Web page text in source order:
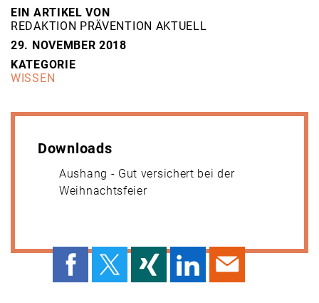
EIN ARTIKEL VON
REDAKTION PRÄVENTION AKTUELL
29. NOVEMBER 2018
KATEGORIE
WISSEN
Downloads
Aushang - Gut versichert bei der
Weihnachtsfeier